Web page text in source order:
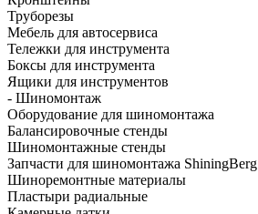
Труборезы
Мебель для автосервиса
Тележки для инструмента
Боксы для инструмента
Ящики для инструментов
- Шиномонтаж
Оборудование для шиномонтажа
Балансировочные стенды
Шиномонтажные стенды
Запчасти для шиномонтажа ShiningBerg
Шиноремонтные материалы
Пластыри радиальные